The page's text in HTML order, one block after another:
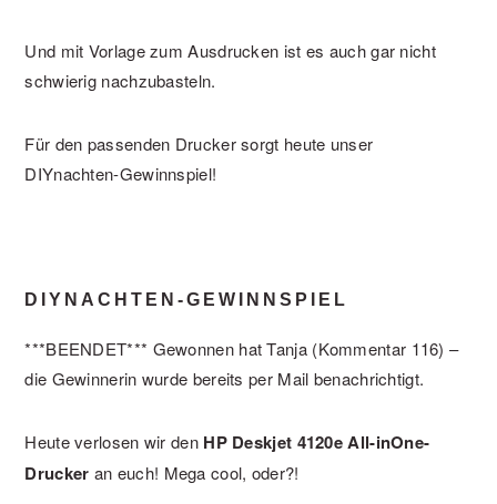
Und mit Vorlage zum Ausdrucken ist es auch gar nicht
schwierig nachzubasteln.
Für den passenden Drucker sorgt heute unser
DIYnachten-Gewinnspiel!
DIYNACHTEN-GEWINNSPIEL
***BEENDET*** Gewonnen hat Tanja (Kommentar 116) –
die Gewinnerin wurde bereits per Mail benachrichtigt.
Heute verlosen wir den HP Deskjet 4120e All-inOne-
Drucker an euch! Mega cool, oder?!